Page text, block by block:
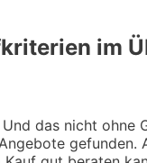
im
das nicht